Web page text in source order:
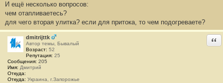
о
б
щ
н
и
е
#
5
И ещё несколько вопросов:
чем отапливаетесь?
для чего вторая улитка? если для притока, то чем подогреваете?
dmitrijttk
Автор темы, Бывалый
Возраст: 52
Репутация: 25
Сообщения: 205
Имя: Дмитрий
Откуда:
Откуда: Украина, г.Запорожье